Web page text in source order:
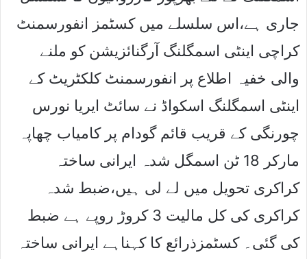
جاری ہے،اس سلسلے میں کسٹمز انفورسمنٹ
کراچی اینٹی اسمگلنگ آرگنائزیشن کو ملنے
والی خفیہ اطلاع پر انفورسمنٹ کلکٹریٹ کے
اینٹی اسمگلنگ اسکواڈ نے سائٹ ایریا نورس
چورنگی کے قریب قائم گودام پر کامیاب چھاپہ
مارکر 18 ٹن اسمگل شدہ ایرانی ساختہ
کراکری تحویل میں لے لی ہیں،ضبط شدہ
کراکری کی کل مالیت 3 کروڑ روپے ہے ضبط
کی گئی۔ کسٹمزذرائع کا کہناہے ایرانی ساختہ